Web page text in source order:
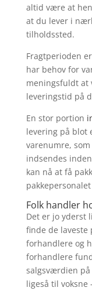
altid være at
at du lever i
tilholdssted.
Fragtperioden
har behov for
meningsfuldt at
leveringstid på
En stor portion
levering på blot
varenumre,
indsendes
kan nå at få
Folk handler
Det er jo yderst
finde de
forhandlere og
forhandlere
salgsværdien på
ligeså til voksne